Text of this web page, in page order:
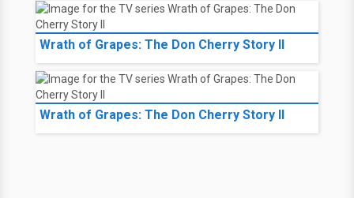
Wrath of Grapes: The Don Cherry Story II
Wrath of Grapes: The Don Cherry Story II